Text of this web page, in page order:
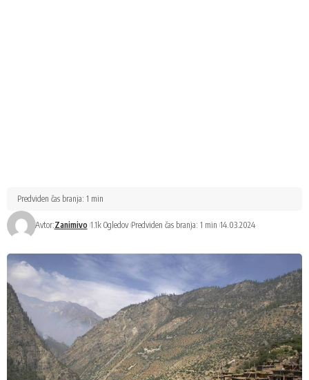
Avtor:Zanimivo 1.1k Ogledov Predviden čas branja: 1 min 14.03.2024
Predviden čas branja: 1 min